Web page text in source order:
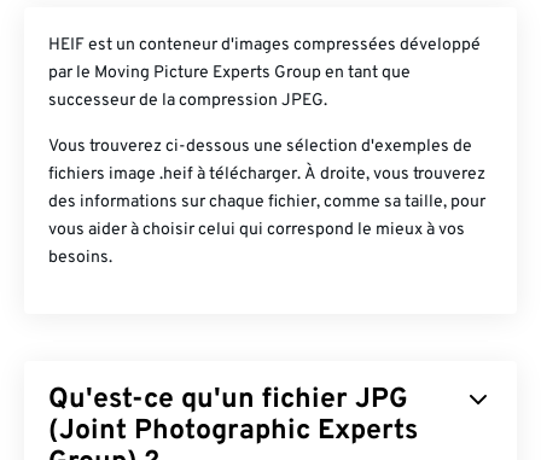
HEIF est un conteneur d'images compressées développé
par le Moving Picture Experts Group en tant que
successeur de la compression JPEG.
Vous trouverez ci-dessous une sélection d'exemples de
fichiers image .heif à télécharger. À droite, vous trouverez
des informations sur chaque fichier, comme sa taille, pour
vous aider à choisir celui qui correspond le mieux à vos
besoins.
Qu'est-ce qu'un fichier JPG
(Joint Photographic Experts